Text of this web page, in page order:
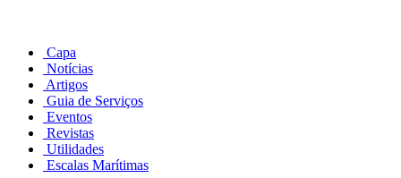
Capa
Notícias
Artigos
Guia de Serviços
Eventos
Revistas
Utilidades
Escalas Marítimas